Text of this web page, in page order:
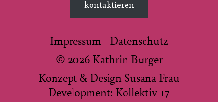
kontaktieren
Impressum
Datenschutz
© 2026 Kathrin Burger
Konzept & Design Susana Frau
Development: Kollektiv 17